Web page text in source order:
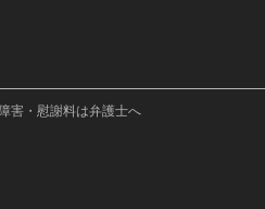
害・慰謝料は弁護士へ